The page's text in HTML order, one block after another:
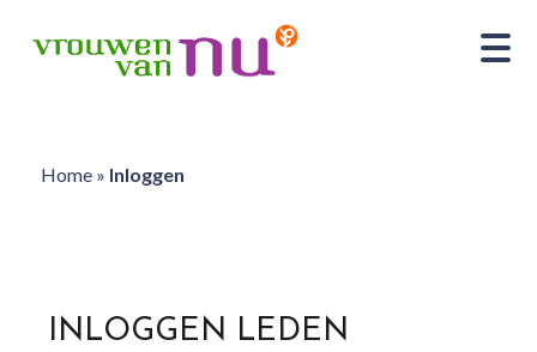
Home» Inloggen
INLOGGEN LEDEN